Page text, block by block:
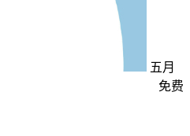
五月
免费